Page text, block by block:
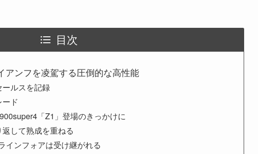
目次
アンフを凌駕する圧倒的な高性能
ルスを記録
ード
「Z1」登場のきっかけに
して熟成を重ねる
インフォアは受け継がれる